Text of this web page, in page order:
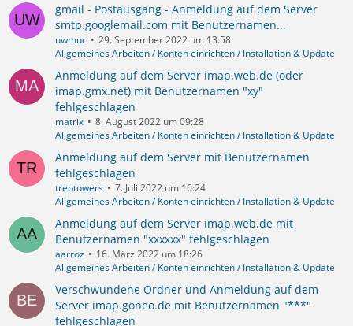
gmail - Postausgang - Anmeldung auf dem Server
smtp.googlemail.com mit Benutzernamen...
uwmuc
29. September 2022 um 13:58
Allgemeines Arbeiten / Konten einrichten / Installation & Update
Anmeldung auf dem Server imap.web.de (oder
imap.gmx.net) mit Benutzernamen "xy"
fehlgeschlagen
matrix
8. August 2022 um 09:28
Allgemeines Arbeiten / Konten einrichten / Installation & Update
Anmeldung auf dem Server mit Benutzernamen
fehlgeschlagen
treptowers
7. Juli 2022 um 16:24
Allgemeines Arbeiten / Konten einrichten / Installation & Update
Anmeldung auf dem Server imap.web.de mit
Benutzernamen "xxxxxx" fehlgeschlagen
aarroz
16. März 2022 um 18:26
Allgemeines Arbeiten / Konten einrichten / Installation & Update
Verschwundene Ordner und Anmeldung auf dem
Server imap.goneo.de mit Benutzernamen "***"
fehlgeschlagen